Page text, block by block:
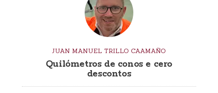
JUAN MANUEL TRILLO CAAMAÑO
Quilómetros de conos e cero
descontos